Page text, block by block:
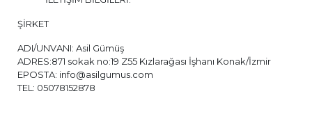
ŞİRKET
ADI/UNVANI: Asil Gümüş
ADRES:871 sokak no:19 Z55 Kızlarağası İşhanı Konak/İzmir
EPOSTA: info@asilgumus.com
TEL: 05078152878